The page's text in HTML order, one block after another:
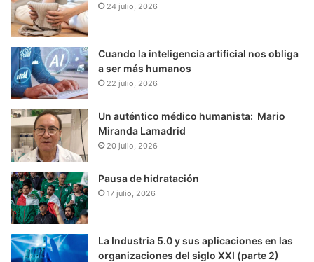
24 julio, 2026
Cuando la inteligencia artificial nos obliga
a ser más humanos
22 julio, 2026
Un auténtico médico humanista: Mario
Miranda Lamadrid
20 julio, 2026
Pausa de hidratación
17 julio, 2026
La Industria 5.0 y sus aplicaciones en las
organizaciones del siglo XXI (parte 2)